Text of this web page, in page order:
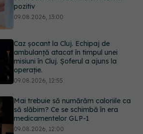
Caz șocant la Cluj. Echipaj de
ambulanță atacat în timpul unei
09.08.2026, 12:55
Mai trebuie să numărăm caloriile ca
să slăbim? Ce se schimbă în era
medicamentelor GLP-1
Dieta care îți distruge creierul,
potrivit cercetătorilor de la Harvard